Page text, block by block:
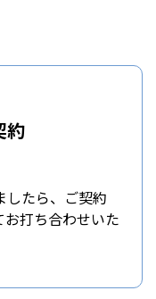
約
したら、ご契約
お打ち合わせいた